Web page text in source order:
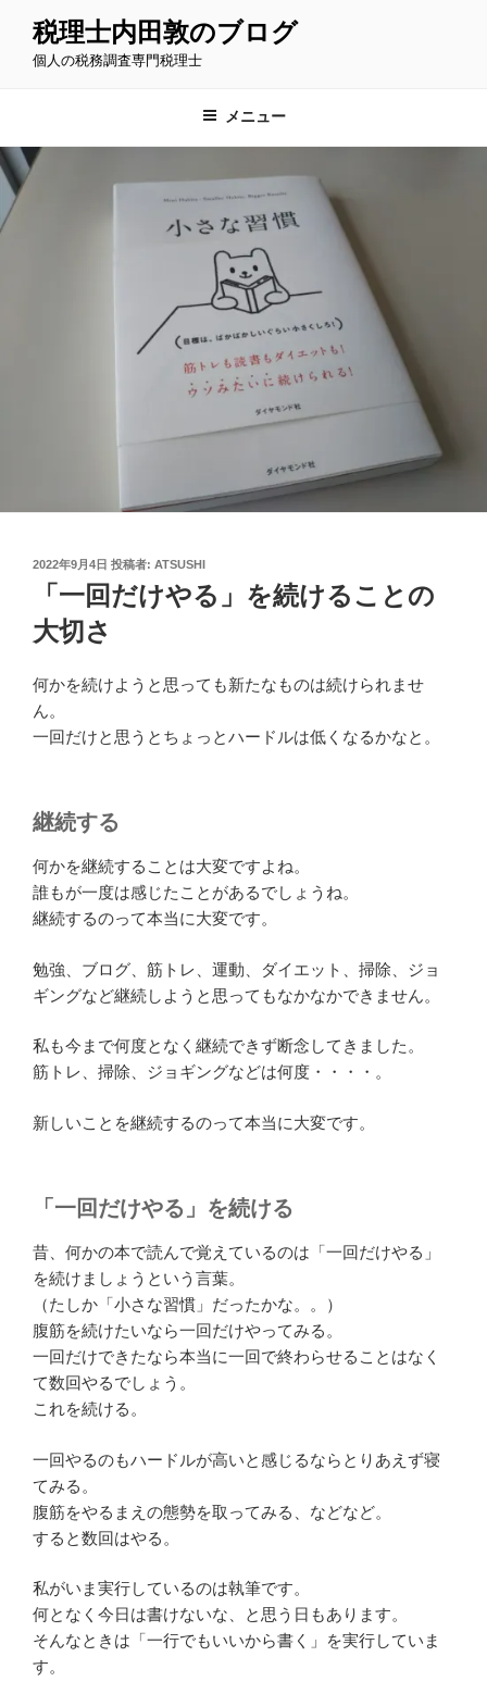
ス
キ
ッ
税理士内田敦のブログ
個人の税務調査専門税理士
メニュー
投
2022年9月4日 投稿者: ATSUSHI
「一回だけやる」を続けることの
大切さ
何かを続けようと思っても新たなものは続けられませ
ん。
一回だけと思うとちょっとハードルは低くなるかなと。
継続する
何かを継続することは大変ですよね。
誰もが一度は感じたことがあるでしょうね。
継続するのって本当に大変です。
勉強、ブログ、筋トレ、運動、ダイエット、掃除、ジョ
ギングなど継続しようと思ってもなかなかできません。
私も今まで何度となく継続できず断念してきました。
筋トレ、掃除、ジョギングなどは何度・・・・。
新しいことを継続するのって本当に大変です。
「一回だけやる」を続ける
昔、何かの本で読んで覚えているのは「一回だけやる」
を続けましょうという言葉。
（たしか「小さな習慣」だったかな。。）
腹筋を続けたいなら一回だけやってみる。
一回だけできたなら本当に一回で終わらせることはなく
て数回やるでしょう。
これを続ける。
一回やるのもハードルが高いと感じるならとりあえず寝
てみる。
腹筋をやるまえの態勢を取ってみる、などなど。
すると数回はやる。
私がいま実行しているのは執筆です。
何となく今日は書けないな、と思う日もあります。
そんなときは「一行でもいいから書く」を実行していま
す。